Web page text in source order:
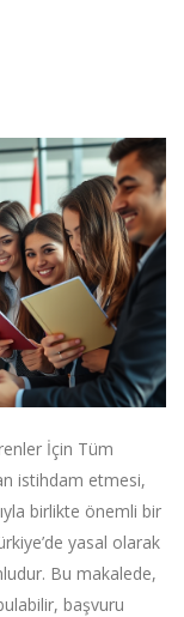
İçin Tüm
istihdam etmesi,
birlikte önemli bir
yasal olarak
Bu makalede,
başvuru